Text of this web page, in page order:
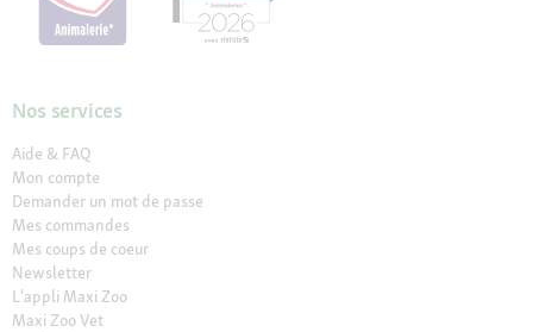
Nos services
Aide & FAQ
Mon compte
Demander un mot de passe
Mes commandes
Mes coups de coeur
Newsletter
L'appli Maxi Zoo
Maxi Zoo Vet